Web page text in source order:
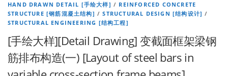
HAND DRAWN DETAIL [手绘大样] / REINFORCED CONCRETE
STRUCTURE [钢筋混凝土结构] /STRUCTURAL DESIGN [结构设计] /
STRUCTURAL ENGINEERING [结构工程]
[手绘大样][Detail Drawing] 变截面框架梁钢
筋排布构造(一) [Layout of steel bars in